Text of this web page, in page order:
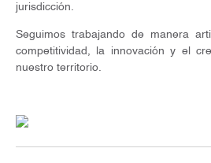
jurisdicción.
Seguimos trabajando de manera
competitividad, la innovación y el
nuestro territorio.